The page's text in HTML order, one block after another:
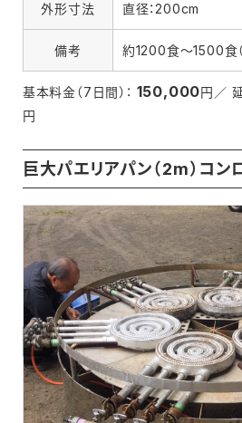
外形寸法 直径：200cm
備考 約1200食～1500食
基本料金（7日間）： 150,000円／ 延
円
巨大パエリアパン（2m）コン